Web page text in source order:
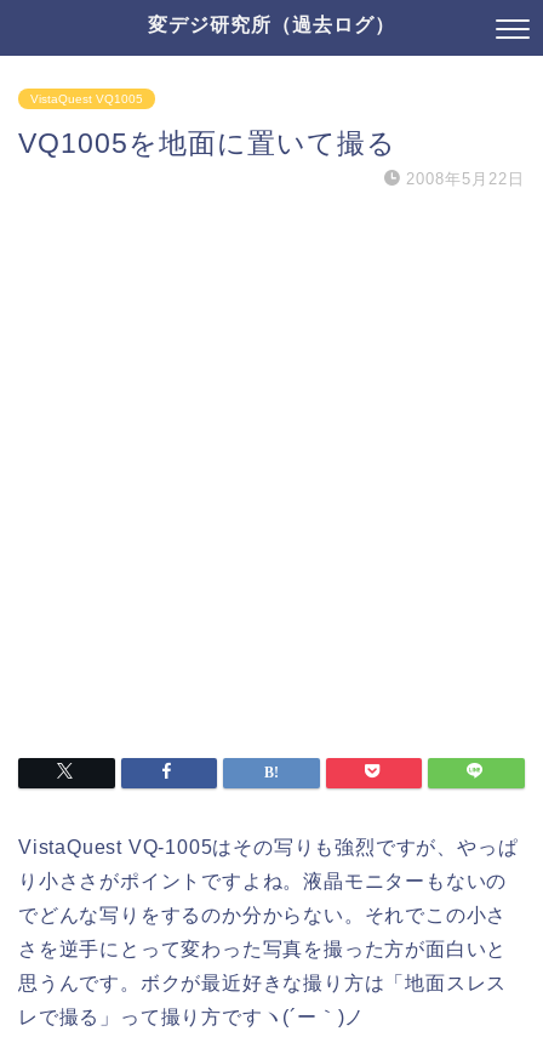
変デジ研究所（過去ログ）
VistaQuest VQ1005
VQ1005を地面に置いて撮る
2008年5月22日
VistaQuest VQ-1005はその写りも強烈ですが、やっぱ
り小ささがポイントですよね。液晶モニターもないの
でどんな写りをするのか分からない。それでこの小さ
さを逆手にとって変わった写真を撮った方が面白いと
思うんです。ボクが最近好きな撮り方は「地面スレス
レで撮る」って撮り方ですヽ(´ー｀)ノ